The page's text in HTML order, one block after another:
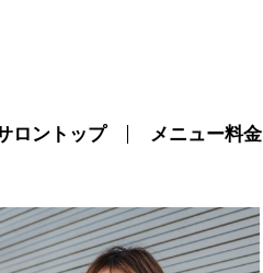
ロントップ メニュー料金